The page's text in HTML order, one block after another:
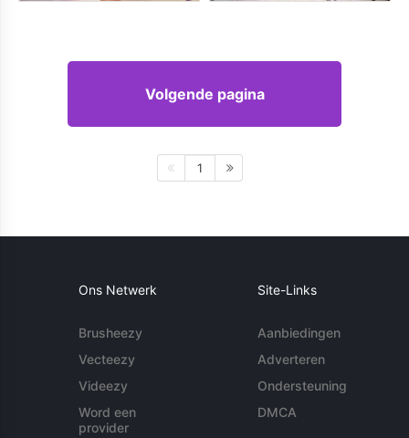
Volgende pagina
1
Ons Netwerk
Brusheezy
Vecteezy
Videezy
Word een
provider
Site-Links
Aanbiedingen
Adverteren
Ondersteuning
DMCA